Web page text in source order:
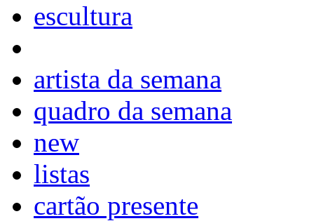
escultura
artista da semana
quadro da semana
new
listas
cartão presente